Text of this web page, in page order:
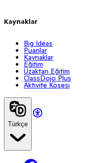
Kaynaklar
Big Ideas
Puanlar
Kaynaklar
Eğitim
Uzaktan Eğitim
ClassDojo Plus
Aktivite Köşesi
Türkçe